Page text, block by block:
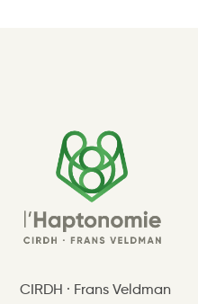
CIRDH · Frans Veldman